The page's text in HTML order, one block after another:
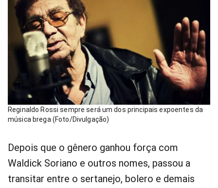
Reginaldo Rossi sempre será um dos principais expoentes da
música brega (Foto/Divulgação)
Depois que o gênero ganhou força com
Waldick Soriano e outros nomes, passou a
transitar entre o sertanejo, bolero e demais